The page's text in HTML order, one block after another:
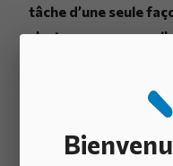
tâche d’une seule
c’est comme ça que